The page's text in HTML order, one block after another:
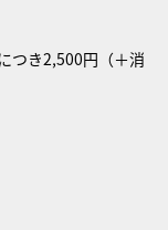
つき2,500円（＋消